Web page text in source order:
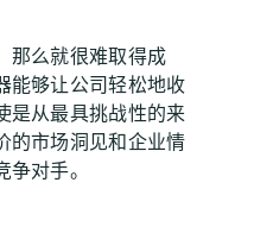
那么就很难取得成
能够让公司轻松地收
是从最具挑战性的来
的市场洞见和企业情
对手。